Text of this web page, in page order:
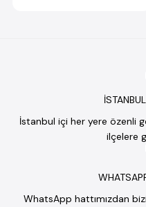
İstanbul içi her yere özenli
ilçelere
WhatsApp hattımızdan